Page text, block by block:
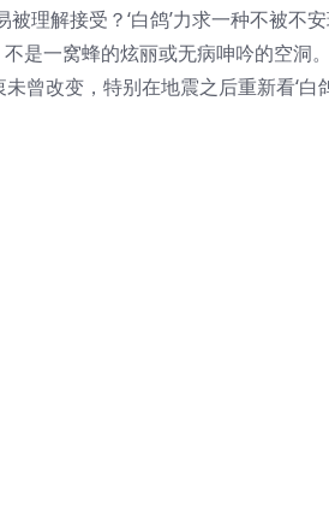
理解接受？‘白鸽’力求一种不被不
是一窝蜂的炫丽或无病呻吟的空洞
曾改变，特别在地震之后重新看‘白